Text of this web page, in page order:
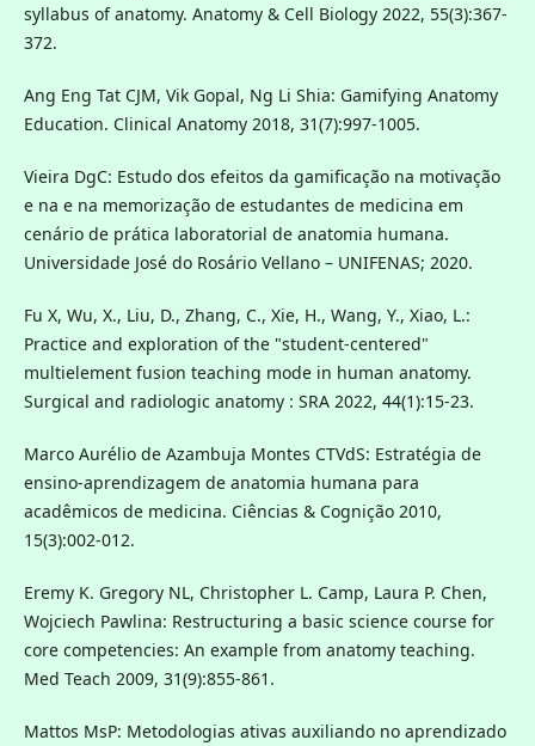
syllabus of anatomy. Anatomy & Cell Biology 2022, 55(3):367-
372.
Ang Eng Tat CJM, Vik Gopal, Ng Li Shia: Gamifying Anatomy
Education. Clinical Anatomy 2018, 31(7):997-1005.
Vieira DgC: Estudo dos efeitos da gamificação na motivação
e na e na memorização de estudantes de medicina em
cenário de prática laboratorial de anatomia humana.
Universidade José do Rosário Vellano – UNIFENAS; 2020.
Fu X, Wu, X., Liu, D., Zhang, C., Xie, H., Wang, Y., Xiao, L.:
Practice and exploration of the "student-centered"
multielement fusion teaching mode in human anatomy.
Surgical and radiologic anatomy : SRA 2022, 44(1):15‐23.
Marco Aurélio de Azambuja Montes CTVdS: Estratégia de
ensino-aprendizagem de anatomia humana para
acadêmicos de medicina. Ciências & Cognição 2010,
15(3):002-012.
Eremy K. Gregory NL, Christopher L. Camp, Laura P. Chen,
Wojciech Pawlina: Restructuring a basic science course for
core competencies: An example from anatomy teaching.
Med Teach 2009, 31(9):855-861.
Mattos MsP: Metodologias ativas auxiliando no aprendizado